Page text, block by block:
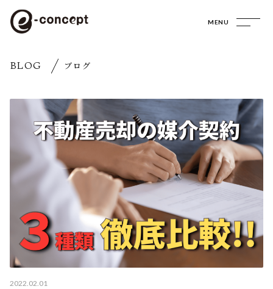
MENU
BLOG ブログ
2022.02.01